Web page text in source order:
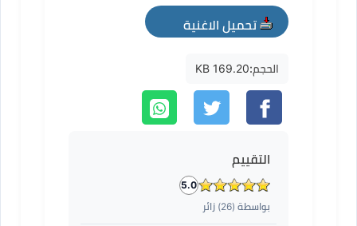
تحميل الاغنية
mp3
الحجم:169.20 KB
التقييم
5.0
بواسطة (26) زائر